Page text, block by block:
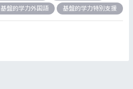
基盤的学力外国語
基盤的学力特別支援